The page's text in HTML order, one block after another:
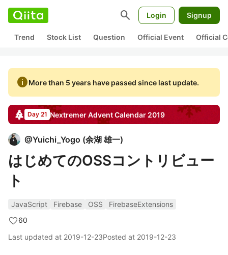
search Login Signup
Trend Stock List Question Official Event Official
infoMore than 5 years have passed since last update.
Day 21 NextremerAdvent Calendar 2019
@Yuichi_Yogo (余湖 雄一)
はじめてのOSSコントリビュー
ト
JavaScript Firebase OSS
FirebaseExtensions
60
Last updated at 2019-12-23Posted at 2019-12-23